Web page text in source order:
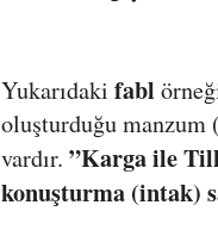
Yukarıdaki fabl
oluşturduğu manzum
vardır. ”Karga ile
konuşturma (intak)